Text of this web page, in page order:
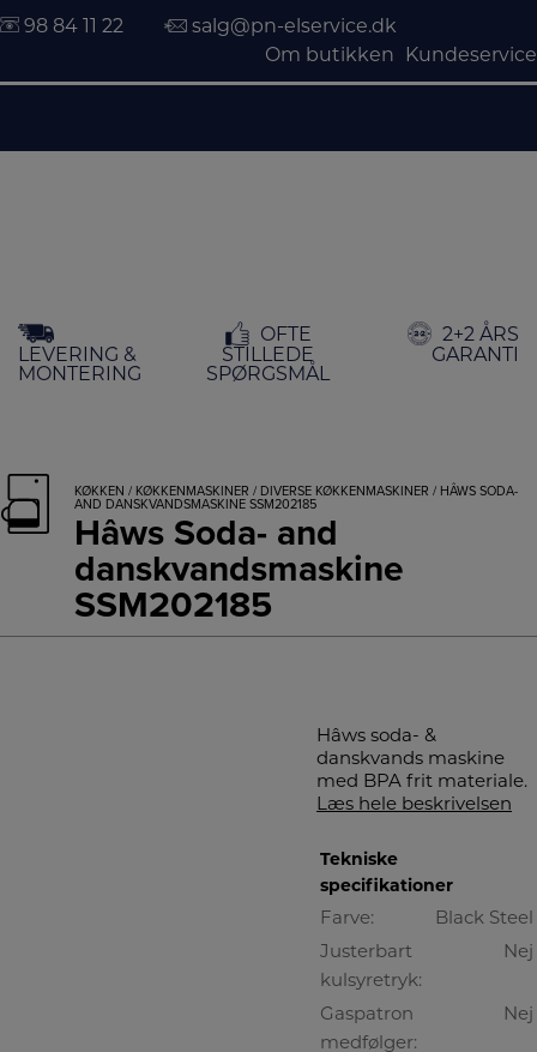
indholdet
98 84 11 22
salg@pn-elservice.dk
Om butikken
Kundeservice
LEVERING &
MONTERING
OFTE
STILLEDE
SPØRGSMÅL
2+2 ÅRS
GARANTI
KØKKEN / KØKKENMASKINER / DIVERSE KØKKENMASKINER / HÂWS SODA-
AND DANSKVANDSMASKINE SSM202185
Hâws Soda- and
danskvandsmaskine
SSM202185
Hâws soda- &
danskvands maskine
med BPA frit materiale.
Læs hele beskrivelsen
Tekniske
specifikationer
Farve:
Black Steel
Justerbart
kulsyretryk:
Nej
Gaspatron
medfølger:
Nej